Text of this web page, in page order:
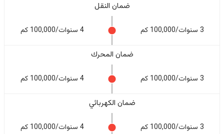
ضمان النقل
3 سنوات/100,000 كم 4 سنوات/100,000 كم
ضمان المحرك
3 سنوات/100,000 كم 4 سنوات/100,000 كم
ضمان الكهربائي
3 سنوات/100,000 كم 4 سنوات/100,000 كم